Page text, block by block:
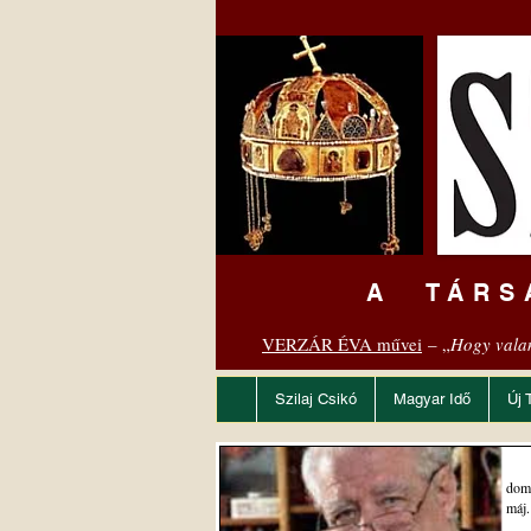
A
VERZÁR ÉVA művei – „Hogy
Szilaj Csikó Magyar Idő Új